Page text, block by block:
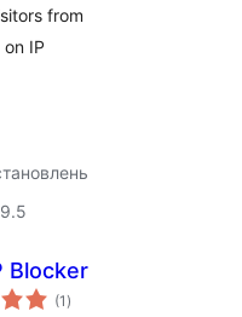
from
IP
Blocker
(1 загальний
рейтинг
)